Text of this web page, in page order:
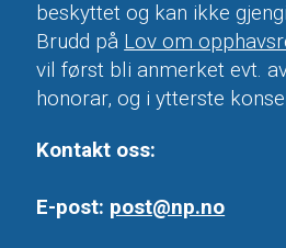
beskyttet og kan ikke
Brudd på Lov om
vil først bli anmerket evt.
honorar, og i ytterste
Kontakt oss:
E-post: post@np.no